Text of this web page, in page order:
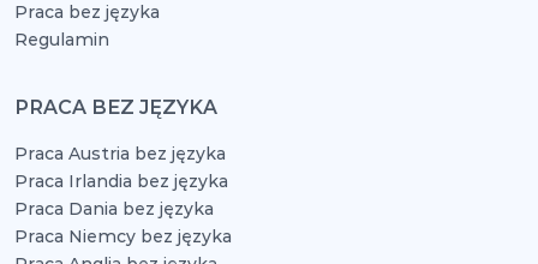
Praca bez języka
Regulamin
PRACA BEZ JĘZYKA
Praca Austria bez języka
Praca Irlandia bez języka
Praca Dania bez języka
Praca Niemcy bez języka